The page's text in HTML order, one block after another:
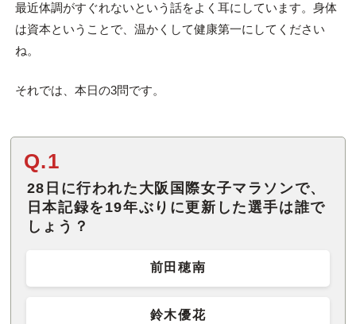
最近体調がすぐれないという話をよく耳にしています。身体
は資本ということで、温かくして健康第一にしてください
ね。
それでは、本日の3問です。
Q.1
28日に行われた大阪国際女子マラソンで、
日本記録を19年ぶりに更新した選手は誰で
しょう？
前田穂南
鈴木優花